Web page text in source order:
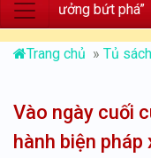
bứt phá”
Trang chủ » Tủ
Vào ngày cuối
hành biện pháp